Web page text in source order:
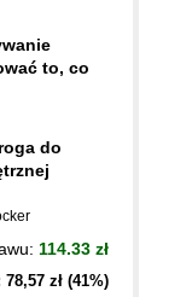
to, co
do
114.33 zł
zł (41%)